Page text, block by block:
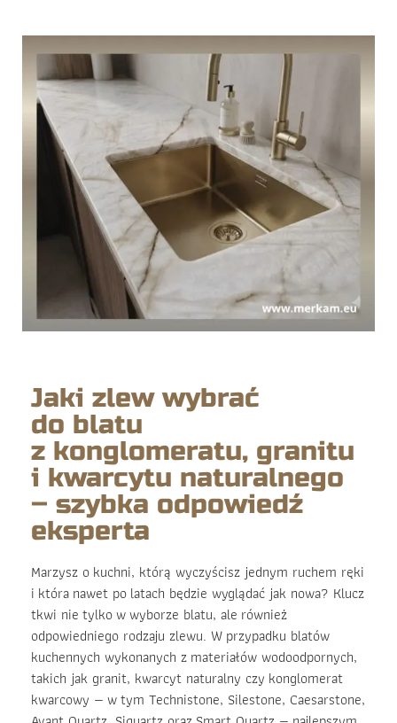
Jaki zlew wybrać
do blatu
z konglomeratu, granitu
i kwarcytu naturalnego
– szybka odpowiedź
eksperta
Marzysz o kuchni, którą wyczyścisz jednym ruchem ręki
i która nawet po latach będzie wyglądać jak nowa? Klucz
tkwi nie tylko w wyborze blatu, ale również
odpowiedniego rodzaju zlewu. W przypadku blatów
kuchennych wykonanych z materiałów wodoodpornych,
takich jak granit, kwarcyt naturalny czy konglomerat
kwarcowy — w tym Technistone, Silestone, Caesarstone,